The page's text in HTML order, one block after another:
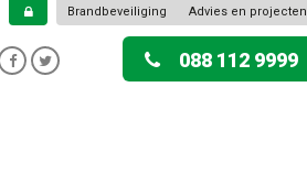
Brandbeveiliging Advies en projecten
088 112 9999